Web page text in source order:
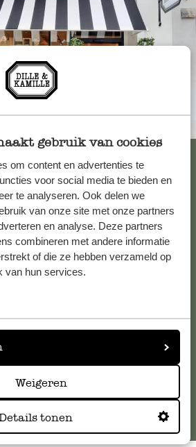
gebruik van cookies
om content en advertenties te
voor social media te bieden en
te analyseren. Ook delen we
van onze site met onze partners
en analyse. Deze partners
combineren met andere informatie
of die ze hebben verzameld op
van hun services.
Weigeren
tonen
Hilfe
oder Tipps und Hilfe brauchen, wenden
Kundenservice. Oder lesen Sie hier